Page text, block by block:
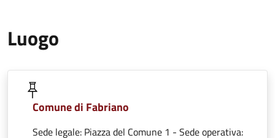
Luogo
Comune di Fabriano
Sede legale: Piazza del Comune 1 - Sede operativa: